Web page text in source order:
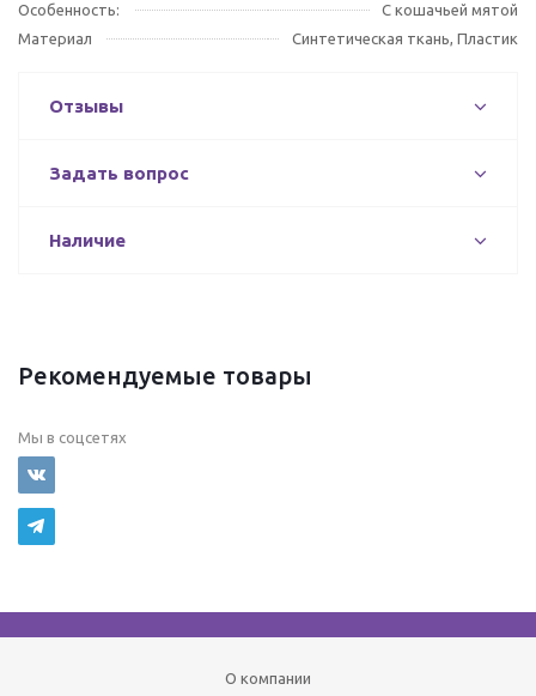
Особенность:
С кошачьей мятой
Материал
Синтетическая ткань, Пластик
Отзывы
Задать вопрос
Наличие
Рекомендуемые товары
Мы в соцсетях
О компании